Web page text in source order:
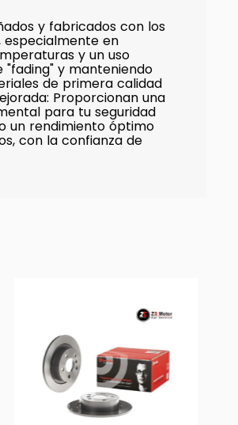
y fabricados con los
especialmente en
y un uso
"fading" y manteniendo
de primera calidad
Proporcionan una
para tu seguridad
un rendimiento óptimo
con la confianza de